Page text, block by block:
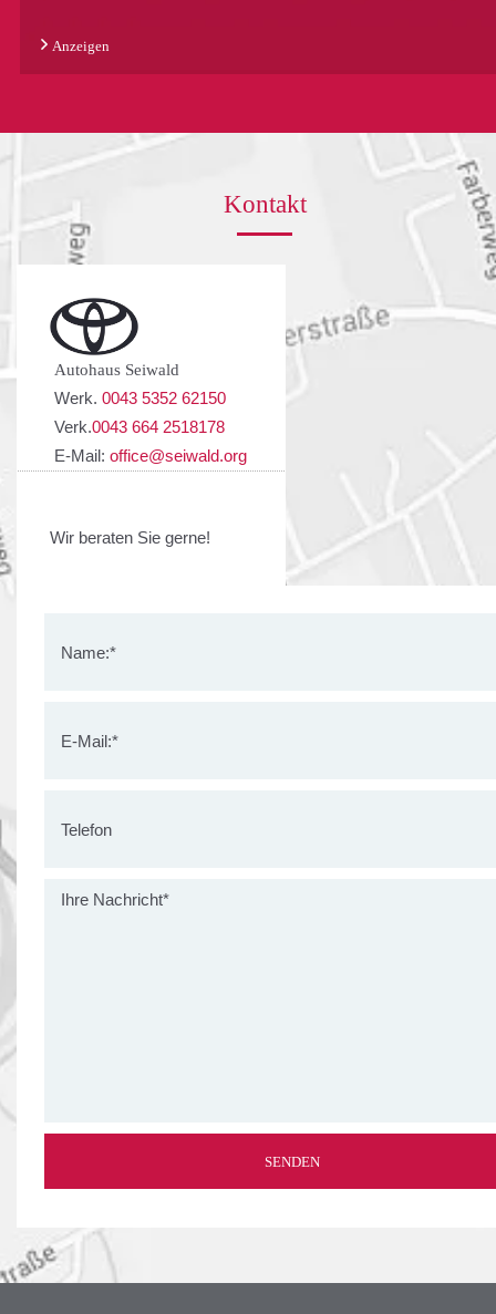
Anzeigen
Kontakt
Autohaus Seiwald
Werk.0043 5352 62150
Verk.0043 664 2518178
E-Mail:office@seiwald.org
Wir beraten Sie gerne!